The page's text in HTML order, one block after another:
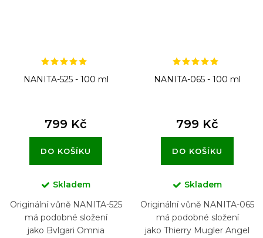
NANITA-525 - 100 ml
799 Kč
DO KOŠÍKU
Skladem
Originální vůně NANITA-525
má podobné složení
jako Bvlgari Omnia
NANITA-065 - 100 ml
799 Kč
DO KOŠÍKU
Skladem
Originální vůně NANITA-065
má podobné složení
jako Thierry Mugler Angel